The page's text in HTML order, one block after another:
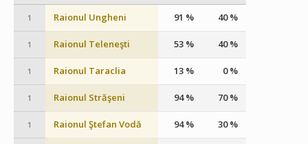
1 Raionul Ungheni 91 % 40 %
1 Raionul Teleneşti 53 % 40 %
1 Raionul Taraclia 13 % 0 %
1 Raionul Străşeni 94 % 70 %
1 Raionul Ştefan Vodă 94 % 30 %